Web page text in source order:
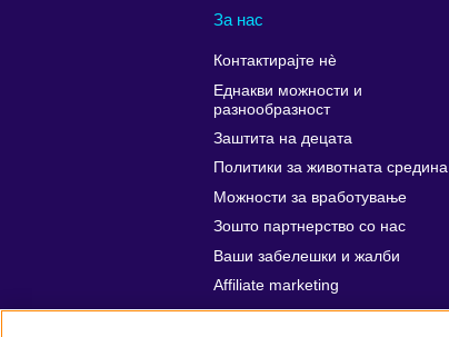
За нас
Контактирајте нè
Еднакви можности и
разнообразност
Заштита на децата
Политики за животната средина
Можности за вработување
Зошто партнерство со нас
Ваши забелешки и жалби
Affiliate marketing